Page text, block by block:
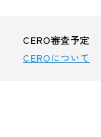
CERO審査予定
CEROについて